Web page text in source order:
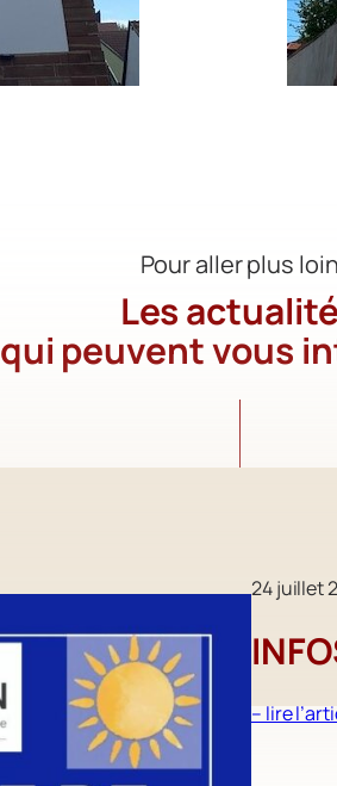
Pour aller plus loin
Les
qui peuvent vous
24 juillet
– lire